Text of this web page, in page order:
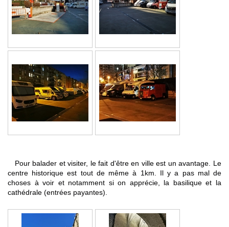
Pour balader et visiter, le fait d'être en ville est un avantage. Le
centre historique est tout de même à 1km. Il y a pas mal de
choses à voir et notamment si on apprécie, la basilique et la
cathédrale (entrées payantes).